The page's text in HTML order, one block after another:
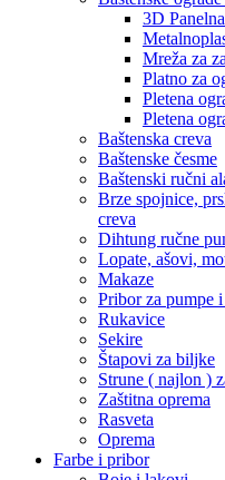
3D
Mreža za
Platno za
Pletena
Pletena
Baštenska creva
Baštenske česme
Baštenski ručni
Brze spojnice,
creva
Dihtung ručne
Lopate, ašovi,
Makaze
Pribor za pumpe
Rukavice
Sekire
Štapovi za biljke
Strune ( najlon )
Zaštitna oprema
Rasveta
Oprema
Farbe i pribor